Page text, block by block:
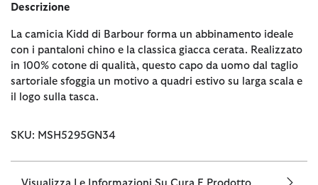
Descrizione
La camicia Kidd di Barbour forma un abbinamento ideale
con i pantaloni chino e la classica giacca cerata. Realizzato
in 100% cotone di qualità, questo capo da uomo dal taglio
sartoriale sfoggia un motivo a quadri estivo su larga scala e
il logo sulla tasca.
SKU: MSH5295GN34